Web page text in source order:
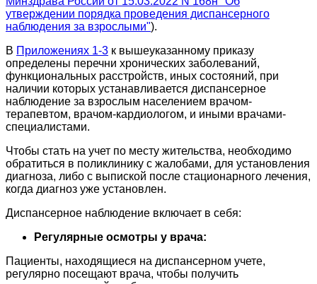
утверждении порядка проведения диспансерного
наблюдения за взрослыми").
В Приложениях 1-3 к вышеуказанному приказу
определены перечни хронических заболеваний,
функциональных расстройств, иных состояний, при
наличии которых устанавливается диспансерное
наблюдение за взрослым населением врачом-
терапевтом, врачом-кардиологом, и иными врачами-
специалистами.
Чтобы стать на учет по месту жительства, необходимо
обратиться в поликлинику с жалобами, для установления
диагноза, либо с выпиской после стационарного лечения,
когда диагноз уже установлен.
Диспансерное наблюдение включает в себя:
Регулярные осмотры у врача:
Пациенты, находящиеся на диспансерном учете,
регулярно посещают врача, чтобы получить